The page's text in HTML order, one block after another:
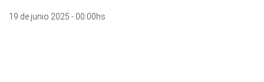
19 de junio 2025 - 00:00hs